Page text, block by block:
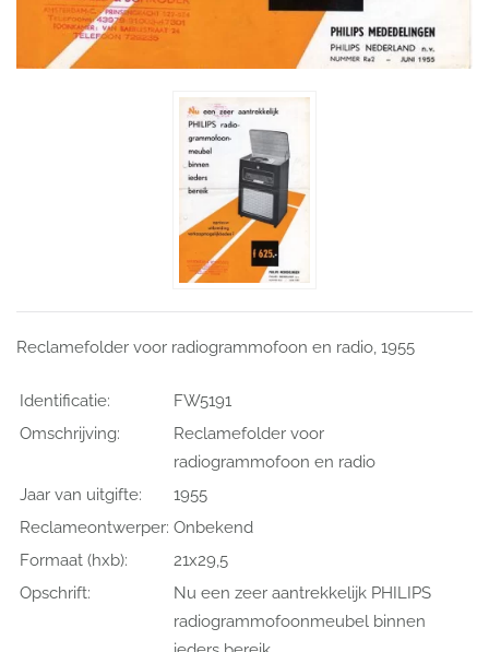
Reclamefolder voor radiogrammofoon en radio, 1955
Identificatie:
FW5191
Omschrijving:
Reclamefolder voor
radiogrammofoon en radio
Jaar van uitgifte:
1955
Reclameontwerper: Onbekend
Formaat (hxb):
21x29,5
Opschrift:
Nu een zeer aantrekkelijk PHILIPS
radiogrammofoonmeubel binnen